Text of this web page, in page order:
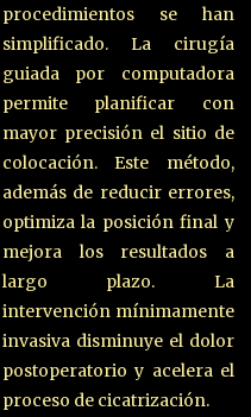
procedimientos se han
simplificado. La cirugía
guiada por computadora
permite planificar con
mayor precisión el sitio de
colocación. Este método,
además de reducir errores,
optimiza la posición final y
mejora los resultados a
largo plazo. La
intervención mínimamente
invasiva disminuye el dolor
postoperatorio y acelera el
proceso de cicatrización.